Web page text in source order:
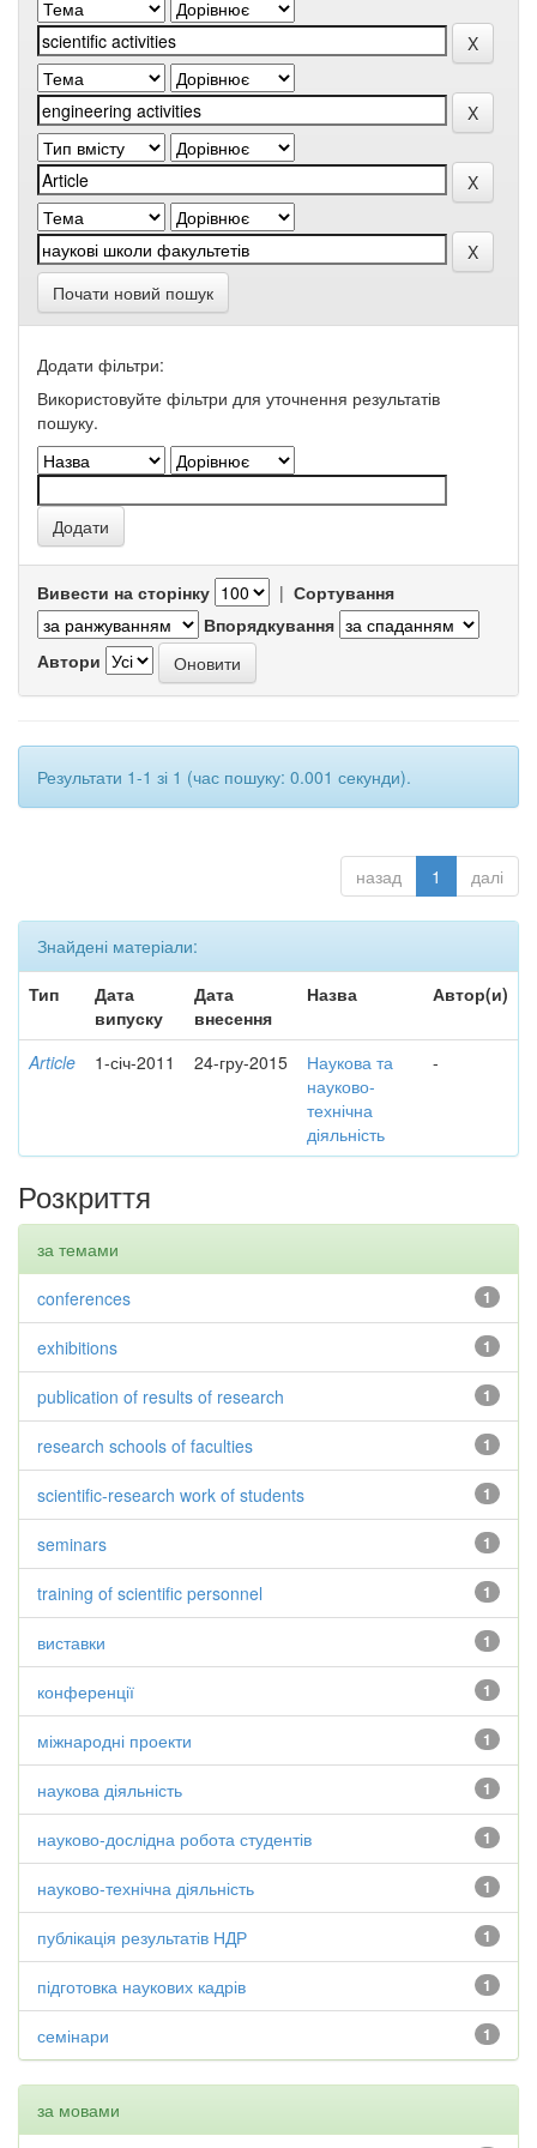
Почати новий пошук
Додати фільтри:
Використовуйте фільтри для уточнення результатів
пошуку.
Вивести на сторінку | Сортування
Впорядкування
Автори
Результати 1-1 зі 1 (час пошуку: 0.001 секунди).
назад 1 далі
Знайдені матеріали:
Тип
Дата
випуску
Дата
внесення
Назва Автор(и)
Article 1-січ-2011 24-гру-2015
Наукова та
науково-
технічна
діяльність
-
Розкриття
за темами
1
conferences
1
exhibitions
1
publication of results of research
1
research schools of faculties
1
scientific-research work of students
1
seminars
1
training of scientific personnel
1
виставки
1
конференції
1
міжнародні проекти
1
наукова діяльність
1
науково-дослідна робота студентів
1
науково-технічна діяльність
1
публікація результатів НДР
1
підготовка наукових кадрів
1
семінари
за мовами